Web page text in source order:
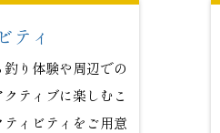
ティ
り体験や周辺での
ティブに楽しむこ
ィビティをご用意